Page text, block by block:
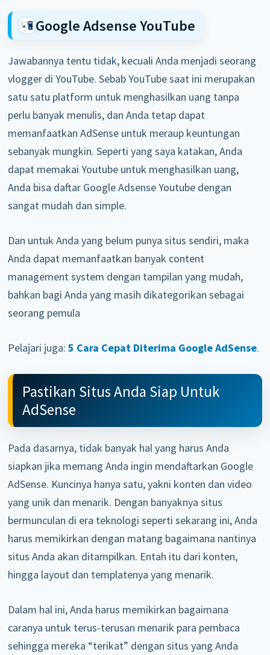
Google Adsense YouTube
Jawabannya tentu tidak, kecuali Anda menjadi seorang
vlogger di YouTube. Sebab YouTube saat ini merupakan
satu satu platform untuk menghasilkan uang tanpa
perlu banyak menulis, dan Anda tetap dapat
memanfaatkan AdSense untuk meraup keuntungan
sebanyak mungkin. Seperti yang saya katakan, Anda
dapat memakai Youtube untuk menghasilkan uang,
Anda bisa daftar Google Adsense Youtube dengan
sangat mudah dan simple.
Dan untuk Anda yang belum punya situs sendiri, maka
Anda dapat memanfaatkan banyak content
management system dengan tampilan yang mudah,
bahkan bagi Anda yang masih dikategorikan sebagai
seorang pemula
Pelajari juga:5 Cara Cepat Diterima Google AdSense.
Pastikan Situs Anda Siap Untuk
AdSense
Pada dasarnya, tidak banyak hal yang harus Anda
siapkan jika memang Anda ingin mendaftarkan Google
AdSense. Kuncinya hanya satu, yakni konten dan video
yang unik dan menarik. Dengan banyaknya situs
bermunculan di era teknologi seperti sekarang ini, Anda
harus memikirkan dengan matang bagaimana nantinya
situs Anda akan ditampilkan. Entah itu dari konten,
hingga layout dan templatenya yang menarik.
Dalam hal ini, Anda harus memikirkan bagaimana
caranya untuk terus-terusan menarik para pembaca
sehingga mereka “terikat” dengan situs yang Anda